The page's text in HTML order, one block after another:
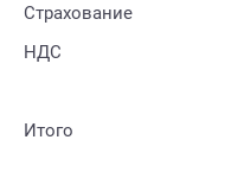
Страхование
НДС
Итого